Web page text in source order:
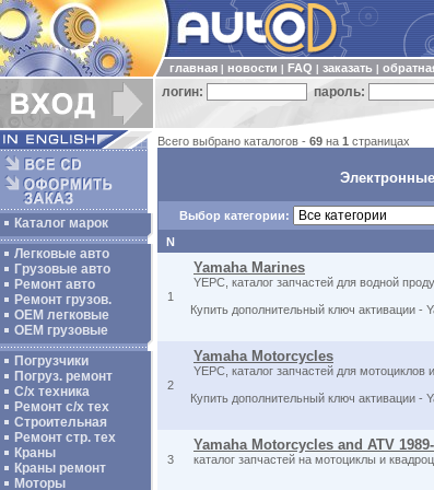
главная новости FAQ заказать
логин: пароль:
Каталог марок
Легковые авто
Грузовые авто
Ремонт авто
Ремонт грузов.
ОЕМ легковые
OEM грузовые
Погрузчики
Погруз. ремонт
С/х техника
Ремонт с/х тех
Строительная
Ремонт стр. тех
Краны
Краны ремонт
Моторы
Всего выбрано каталогов - 69 на 1 страницах
Выбор категории:
N
1
Yamaha Marines
YEPC, каталог запчастей для водной
Купить дополнительный ключ активации -
2
Yamaha Motorcycles
YEPC, каталог запчастей для
Купить дополнительный ключ активации -
3
Yamaha Motorcycles and ATV
каталог запчастей на мотоциклы и